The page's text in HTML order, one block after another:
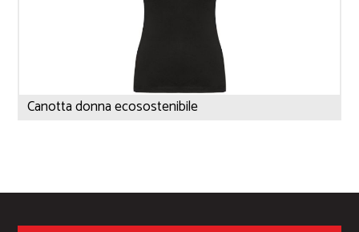
Canotta donna ecosostenibile